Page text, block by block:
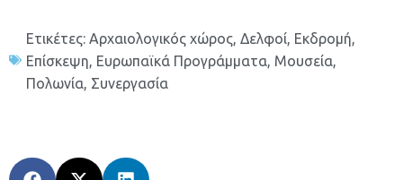
Ετικέτες: Αρχαιολογικός χώρος, Δελφοί, Εκδρομή,
Επίσκεψη, Ευρωπαϊκά Προγράμματα, Μουσεία,
Πολωνία, Συνεργασία